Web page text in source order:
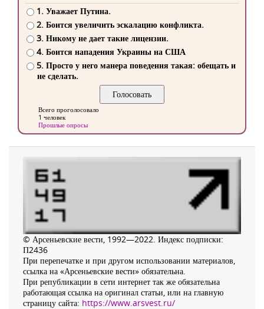
1. Уважает Путина.
2. Боится увеличить эскалацию конфликта.
3. Никому не дает такие лицензии.
4. Боится нападения Украины на США
5. Просто у него манера поведения такая: обещать и
не сделать.
Всего проголосовало
1 человек
Прошлые опросы
© Арсеньевские вести, 1992—2022. Индекс подписки:
П2436
При перепечатке и при другом использовании материалов,
ссылка на «Арсеньевские вести» обязательна.
При републикации в сети интернет так же обязательна
работающая ссылка на оригинал статьи, или на главную
страницу сайта: https://www.arsvest.ru/